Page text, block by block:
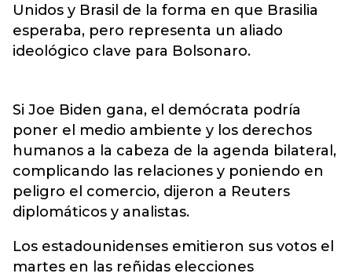
Unidos y Brasil de la forma en que Brasilia
esperaba, pero representa un aliado
ideológico clave para Bolsonaro.
Si Joe Biden gana, el demócrata podría
poner el medio ambiente y los derechos
humanos a la cabeza de la agenda bilateral,
complicando las relaciones y poniendo en
peligro el comercio, dijeron a Reuters
diplomáticos y analistas.
Los estadounidenses emitieron sus votos el
martes en las reñidas elecciones